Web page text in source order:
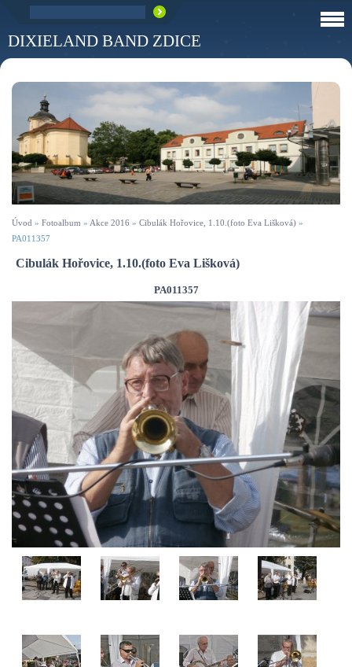
DIXIELAND BAND ZDICE
Úvod » Fotoalbum » Akce 2016 » Cibulák Hořovice, 1.10.(foto Eva Lišková) »
PA011357
Cibulák Hořovice, 1.10.(foto Eva Lišková)
PA011357